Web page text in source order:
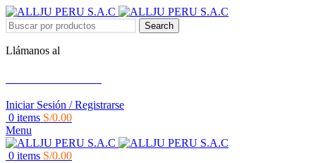
Search
Llámanos al
Iniciar Sesión / Registrarse
0 items S/0.00
Menu
0 items S/0.00